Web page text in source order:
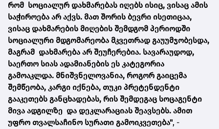
რომ სოციალურ დახმარებას იღებს ისიც, ვისაც ამის
საჭიროება არ აქვს. მათ შორის ბევრი ისეთიცაა,
ვისაც დახმარების მიღების შემდგომ პერიოდში
სოციალური მდგომარეობა მკვეთრად გაუუმჯობესდა,
მაგრამ დახმარება არ შეუჩერებია. სავარაუდოდ,
საერთო სიას ადამიანების ეს კატეგორია
გამოაკლდა. მნიშვნელოვანია, როგორ გაიცემა
შემწეობა, კარგი იქნება, თუკი პრეტენდენტი
გააკეთებს განცხადებას, რის შემდეგაც სოცაგენტი
მივა ადგილზე და დეკლარაციას შეავსებს. ამით
უფრო თვალსაჩინო სურათი გამოიკვეთება", -